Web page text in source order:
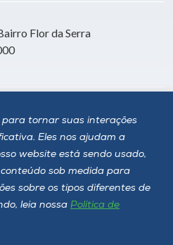
para tornar suas interações
Eles nos ajudam a
website está sendo usado,
sob medida para
sobre os tipos diferentes de
leia nossa Política de
Flor da Serra